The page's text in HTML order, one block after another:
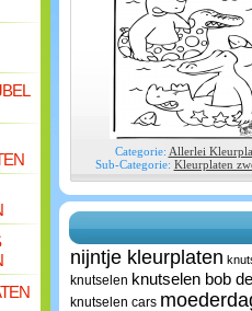
Categorie: Allerlei
Sub-Categorie: Kleurplaten
nijntje kleurplaten
knutselen knutselen bob
knutselen cars